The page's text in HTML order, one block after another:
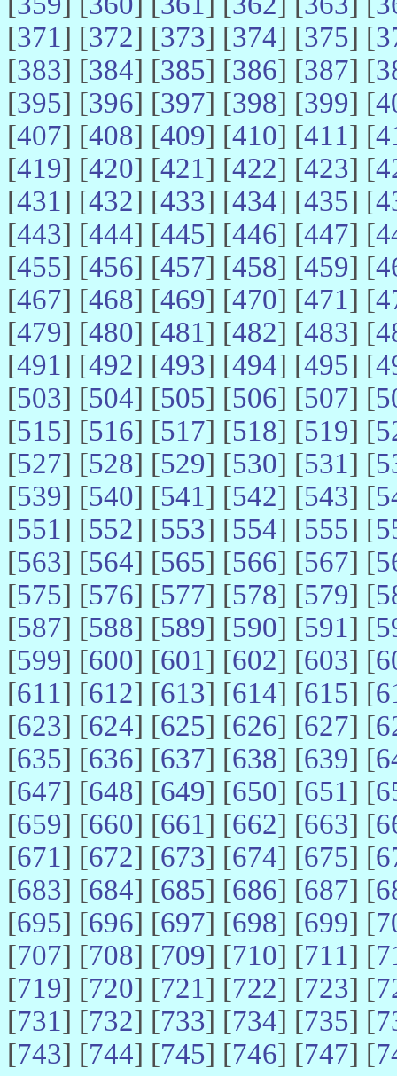
[371] [372] [373] [374] [375] [
[383] [384] [385] [386] [387] [
[395] [396] [397] [398] [399] [
[407] [408] [409] [410] [411] [
[419] [420] [421] [422] [423] [
[431] [432] [433] [434] [435] [
[443] [444] [445] [446] [447] [
[455] [456] [457] [458] [459] [
[467] [468] [469] [470] [471] [
[479] [480] [481] [482] [483] [
[491] [492] [493] [494] [495] [
[503] [504] [505] [506] [507] [
[515] [516] [517] [518] [519] [
[527] [528] [529] [530] [531] [
[539] [540] [541] [542] [543] [
[551] [552] [553] [554] [555] [
[563] [564] [565] [566] [567] [
[575] [576] [577] [578] [579] [
[587] [588] [589] [590] [591] [
[599] [600] [601] [602] [603] [
[611] [612] [613] [614] [615] [
[623] [624] [625] [626] [627] [
[635] [636] [637] [638] [639] [
[647] [648] [649] [650] [651] [
[659] [660] [661] [662] [663] [
[671] [672] [673] [674] [675] [
[683] [684] [685] [686] [687] [
[695] [696] [697] [698] [699] [
[707] [708] [709] [710] [711] [
[719] [720] [721] [722] [723] [
[731] [732] [733] [734] [735] [
[743] [744] [745] [746] [747] [